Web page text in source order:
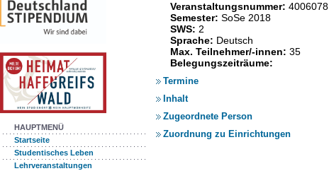
HAUPTMENÜ
Startseite
Studentisches Leben
Lehrveranstaltungen
Veranstaltungsnummer: 4006078
Semester: SoSe 2018
SWS: 2
Sprache: Deutsch
Max. Teilnehmer/-innen: 35
Belegungszeiträume:
Termine
Inhalt
Zugeordnete Person
Zuordnung zu Einrichtungen